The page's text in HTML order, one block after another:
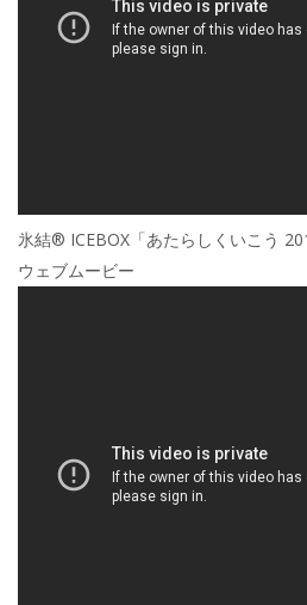
氷結® ICEBOX「あたらしくいこう
ウェブムービー